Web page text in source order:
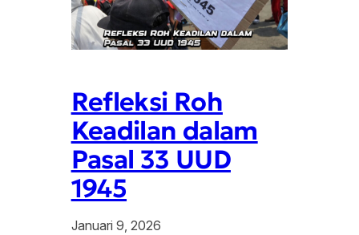
Refleksi Roh
Keadilan dalam
Pasal 33 UUD
1945
Januari 9, 2026